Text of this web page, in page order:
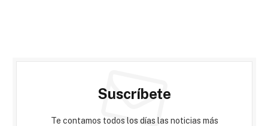
Suscríbete
Te contamos todos los días las noticias más